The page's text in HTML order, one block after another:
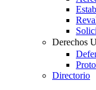
Derechos
Directorio